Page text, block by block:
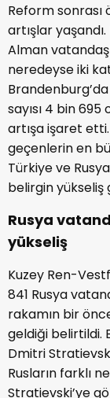
Reform
artışlar yaşandı.
Alman
neredeyse iki
sayısı 4 bin 695
artışa işaret
geçenlerin en
Türkiye ve
belirgin yükseliş
Rusya
yükseliş
Kuzey Ren-
841 Rusya
rakamın bir
geldiği belirtildi.
Dmitri
Rusların farklı
Stratievski’ye